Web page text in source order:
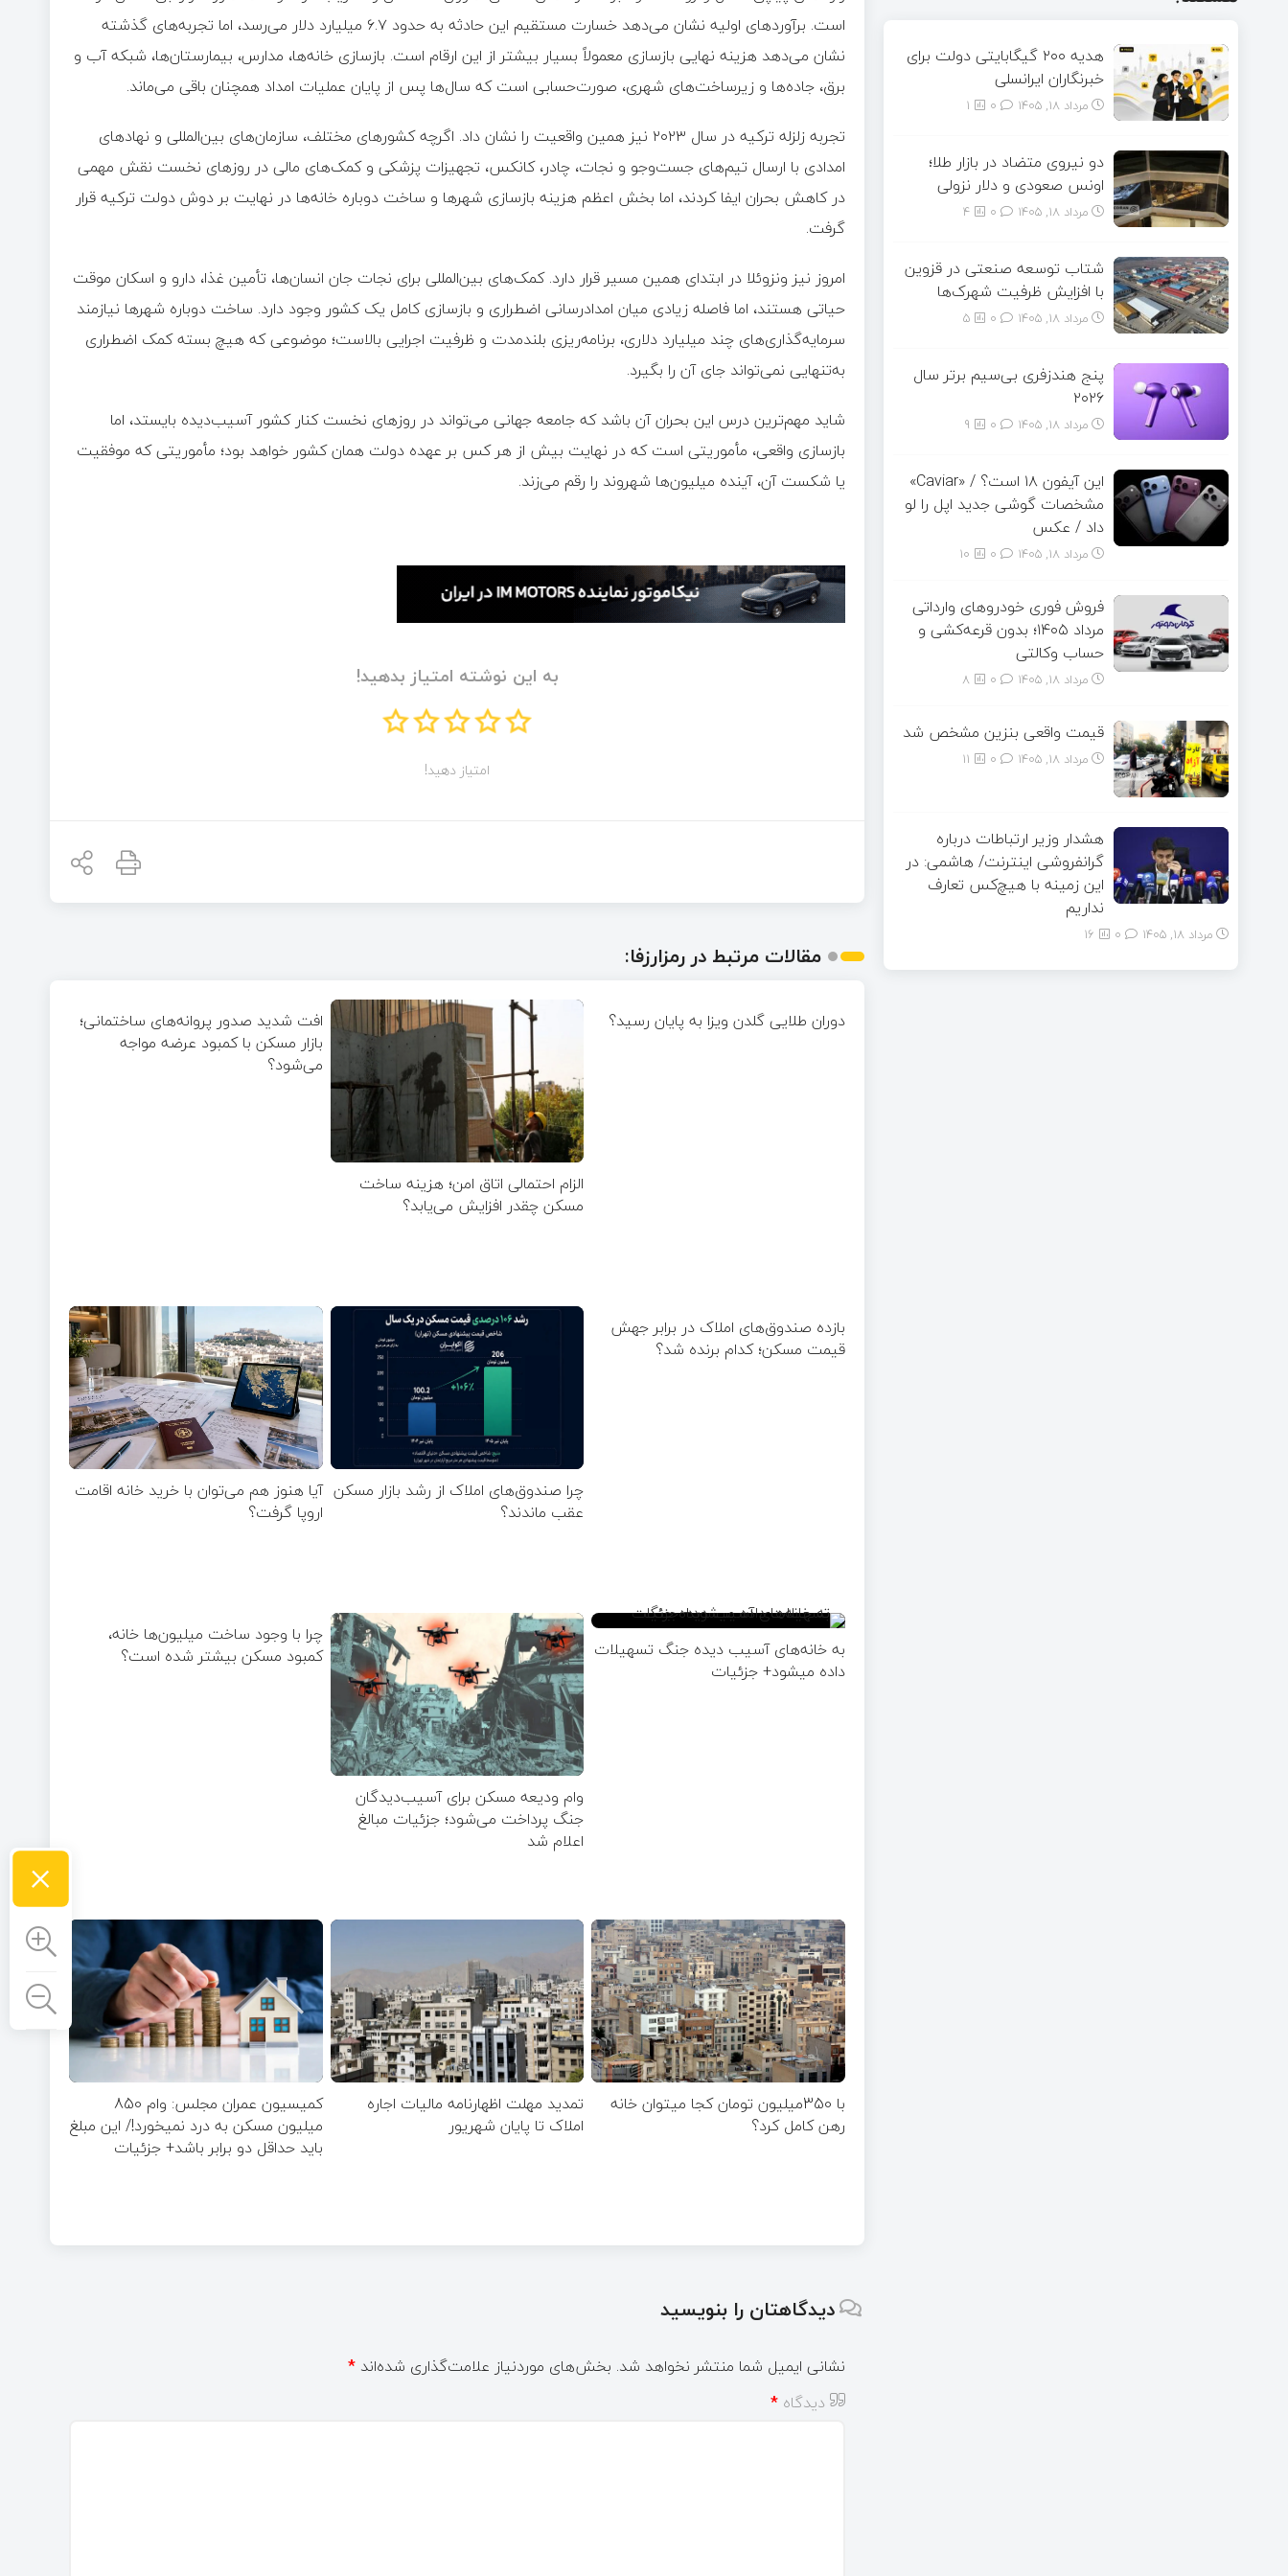
است. برآوردهای اولیه نشان می‌دهد خسارت مستقیم این حادثه به حدود ۶.۷ میلیارد دلار می‌رسد، اما تجربه‌های گذشته
نشان می‌دهد هزینه نهایی بازسازی معمولاً بسیار بیشتر از این ارقام است. بازسازی خانه‌ها، مدارس، بیمارستان‌ها، شبکه آب و
برق، جاده‌ها و زیرساخت‌های شهری، صورت‌حسابی است که سال‌ها پس از پایان عملیات امداد همچنان باقی می‌ماند.
تجربه زلزله ترکیه در سال ۲۰۲۳ نیز همین واقعیت را نشان داد. اگرچه کشورهای مختلف، سازمان‌های بین‌المللی و نهادهای
امدادی با ارسال تیم‌های جست‌وجو و نجات، چادر، کانکس، تجهیزات پزشکی و کمک‌های مالی در روزهای نخست نقش مهمی
در کاهش بحران ایفا کردند، اما بخش اعظم هزینه بازسازی شهرها و ساخت دوباره خانه‌ها در نهایت بر دوش دولت ترکیه قرار
گرفت.
امروز نیز ونزوئلا در ابتدای همین مسیر قرار دارد. کمک‌های بین‌المللی برای نجات جان انسان‌ها، تأمین غذا، دارو و اسکان موقت
حیاتی هستند، اما فاصله زیادی میان امدادرسانی اضطراری و بازسازی کامل یک کشور وجود دارد. ساخت دوباره شهرها نیازمند
سرمایه‌گذاری‌های چند میلیارد دلاری، برنامه‌ریزی بلندمدت و ظرفیت اجرایی بالاست؛ موضوعی که هیچ بسته کمک اضطراری
به‌تنهایی نمی‌تواند جای آن را بگیرد.
شاید مهم‌ترین درس این بحران آن باشد که جامعه جهانی می‌تواند در روزهای نخست کنار کشور آسیب‌دیده بایستد، اما
بازسازی واقعی، مأموریتی است که در نهایت بیش از هر کس بر عهده دولت همان کشور خواهد بود؛ مأموریتی که موفقیت
یا شکست آن، آینده میلیون‌ها شهروند را رقم می‌زند.
به این نوشته امتیاز بدهید!
امتیاز دهید!
مقالات مرتبط در رمزارزفا:
دوران طلایی گلدن ویزا به پایان رسید؟
الزام احتمالی اتاق امن؛ هزینه ساخت
مسکن چقدر افزایش می‌یابد؟
افت شدید صدور پروانه‌های ساختمانی؛
بازار مسکن با کمبود عرضه مواجه
می‌شود؟
بازده صندوق‌های املاک در برابر جهش
قیمت مسکن؛ کدام برنده شد؟
چرا صندوق‌های املاک از رشد بازار مسکن
عقب ماندند؟
آیا هنوز هم می‌توان با خرید خانه اقامت
اروپا گرفت؟
به خانه‌های آسیب دیده جنگ تسهیلات
داده میشود+ جزئیات
وام ودیعه مسکن برای آسیب‌دیدگان
جنگ پرداخت می‌شود؛ جزئیات مبالغ
اعلام شد
چرا با وجود ساخت میلیون‌ها خانه،
کمبود مسکن بیشتر شده است؟
با 350میلیون تومان کجا میتوان خانه
رهن کامل کرد؟
تمدید مهلت اظهارنامه مالیات اجاره
املاک تا پایان شهریور
کمیسیون عمران مجلس: وام 850
میلیون مسکن به درد نمیخورد!/ این مبلغ
باید حداقل دو برابر باشد+ جزئیات
دیدگاهتان را بنویسید
نشانی ایمیل شما منتشر نخواهد شد. بخش‌های موردنیاز علامت‌گذاری شده‌اند *
دیدگاه *
هدیه ۲۰۰ گیگابایتی دولت برای
خبرنگاران ایرانسلی
مرداد ۱۸, ۱۴۰۵ 1
دو نیروی متضاد در بازار طلا؛
اونس صعودی و دلار نزولی
مرداد ۱۸, ۱۴۰۵ 4
شتاب توسعه صنعتی در قزوین
با افزایش ظرفیت شهرک‌ها
مرداد ۱۸, ۱۴۰۵ 5
پنج هندزفری بی‌سیم برتر سال
۲۰۲۶
مرداد ۱۸, ۱۴۰۵ 9
این آیفون ۱۸ است؟ / «Caviar»
مشخصات گوشی جدید اپل را لو
داد / عکس
مرداد ۱۸, ۱۴۰۵ 10
فروش فوری خودروهای وارداتی
مرداد ۱۴۰۵؛ بدون قرعه‌کشی و
حساب وکالتی
مرداد ۱۸, ۱۴۰۵ 8
قیمت واقعی بنزین مشخص شد
مرداد ۱۸, ۱۴۰۵ 11
هشدار وزیر ارتباطات درباره
گرانفروشی اینترنت/ هاشمی: در
این زمینه با هیچ‌کس تعارف
نداریم
مرداد ۱۸, ۱۴۰۵ 16
×